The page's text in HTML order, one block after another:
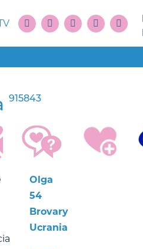
915843
Olga
54
Brovary
Ucrania